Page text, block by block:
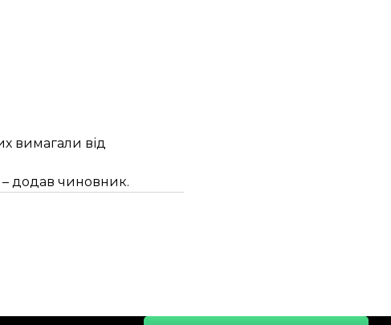
вимагали від
– додав чиновник.